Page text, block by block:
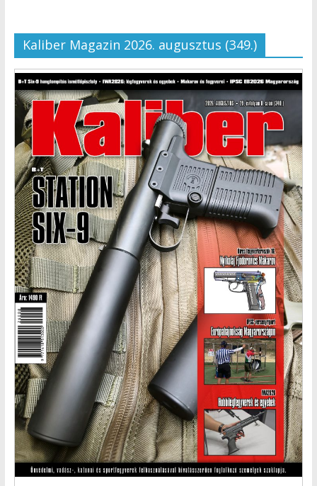
Kaliber Magazin 2026. augusztus (349.)